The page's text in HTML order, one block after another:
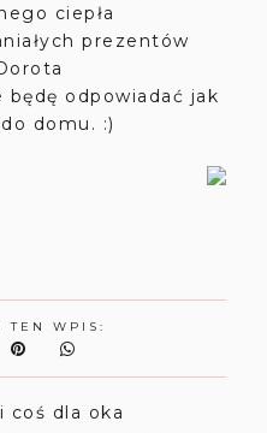
ciepła
prezentów
będę odpowiadać jak
domu. :)
TEN WPIS:
coś dla oka